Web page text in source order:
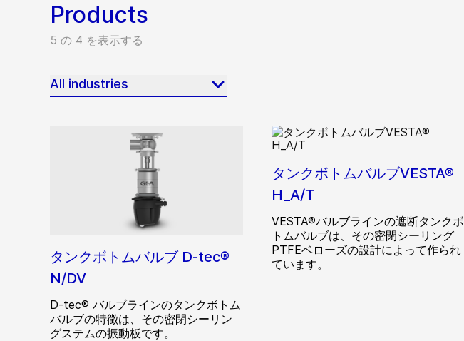
Products
5 の 4 を表示する
All industries
タンクボトムバルブ D-tec®
N/DV
D-tec® バルブラインのタンクボトム
バルブの特徴は、その密閉シーリン
グステムの振動板です。
タンクボトムバルブVESTA®
H_A/T
VESTA®バルブラインの遮断タンクボ
トムバルブは、その密閉シーリング
PTFEベローズの設計によって作られ
ています。